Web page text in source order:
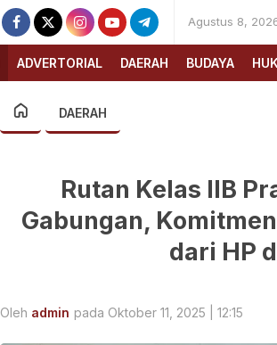
Agustus 8,
ADVERTORIAL DAERAH BUDAYA
DAERAH
Rutan Kelas IIB
Gabungan,
dari HP
Oleh admin pada Oktober 11, 2025 | 12:15